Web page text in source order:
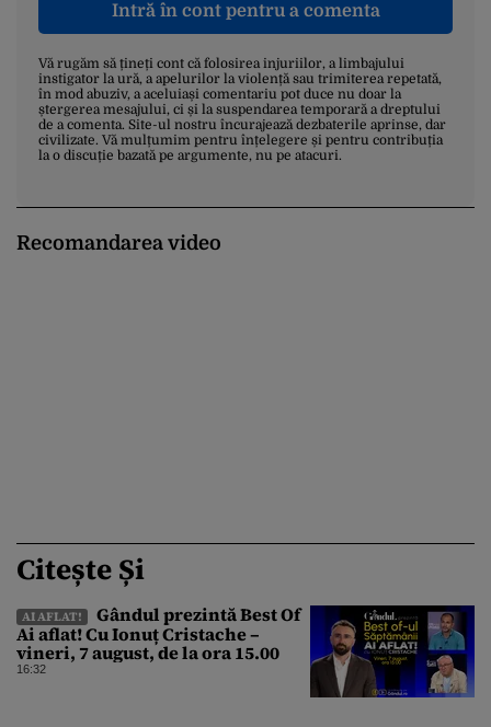
Intră în cont pentru a comenta
Vă rugăm să țineți cont că folosirea injuriilor, a limbajului
instigator la ură, a apelurilor la violență sau trimiterea repetată,
în mod abuziv, a aceluiași comentariu pot duce nu doar la
ștergerea mesajului, ci și la suspendarea temporară a dreptului
de a comenta. Site-ul nostru încurajează dezbaterile aprinse, dar
civilizate. Vă mulțumim pentru înțelegere și pentru contribuția
la o discuție bazată pe argumente, nu pe atacuri.
Recomandarea video
Citește Și
AI AFLAT!
Gândul prezintă Best Of
Ai aflat! Cu Ionuț Cristache –
vineri, 7 august, de la ora 15.00
16:32